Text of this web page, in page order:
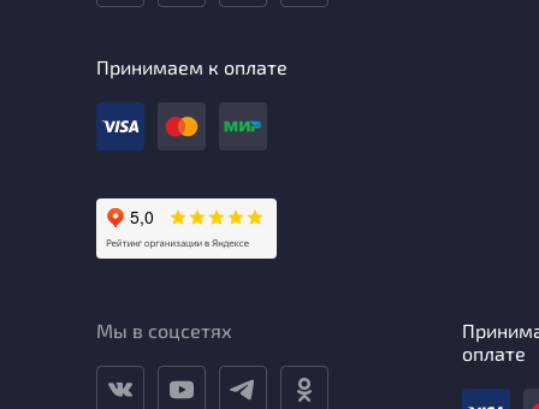
Принимаем к оплате
Мы в соцсетях
оплате